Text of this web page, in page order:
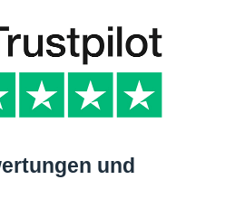
und